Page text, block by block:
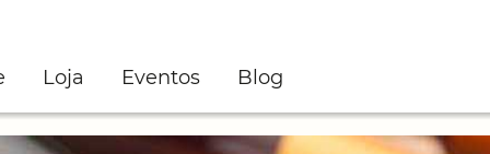
Loja Eventos Blog